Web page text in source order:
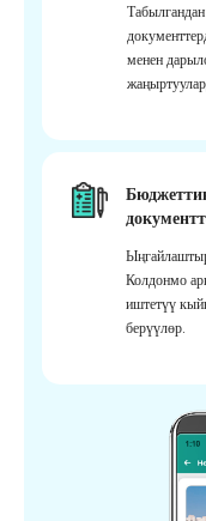
менен
Колдонмо
иштетүү
берүүлөр.